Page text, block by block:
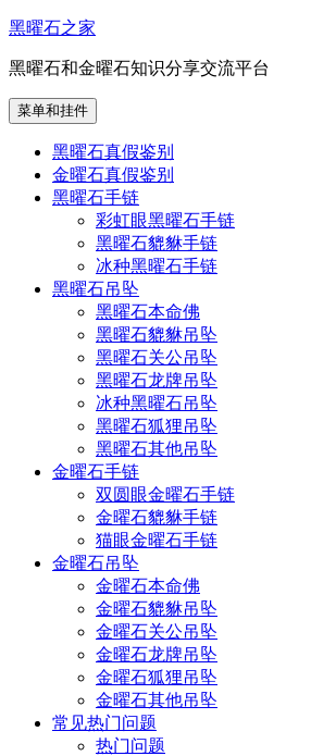
跳
内
容
黑曜石之家
黑曜石和金曜石知识分享交流平台
菜单和挂件
黑曜石真假鉴别
金曜石真假鉴别
黑曜石手链
彩虹眼黑曜石手链
黑曜石貔貅手链
冰种黑曜石手链
黑曜石吊坠
黑曜石本命佛
黑曜石貔貅吊坠
黑曜石关公吊坠
黑曜石龙牌吊坠
冰种黑曜石吊坠
黑曜石狐狸吊坠
黑曜石其他吊坠
金曜石手链
双圆眼金曜石手链
金曜石貔貅手链
猫眼金曜石手链
金曜石吊坠
金曜石本命佛
金曜石貔貅吊坠
金曜石关公吊坠
金曜石龙牌吊坠
金曜石狐狸吊坠
金曜石其他吊坠
常见热门问题
热门问题